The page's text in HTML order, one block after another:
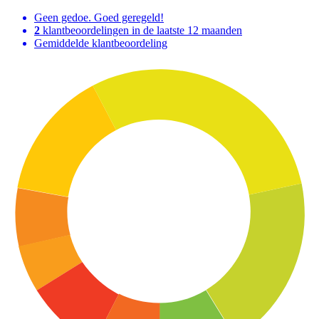
Geen gedoe. Goed geregeld!
2 klantbeoordelingen in de laatste 12 maanden
Gemiddelde klantbeoordeling